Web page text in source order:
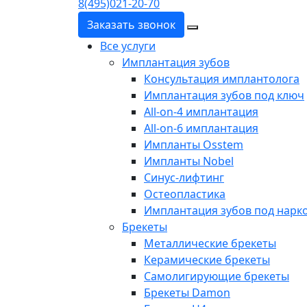
8(495)021-20-70
Заказать звонок
Все услуги
Имплантация зубов
Консультация имплантолога
Имплантация зубов под ключ
All-on-4 имплантация
All-on-6 имплантация
Импланты Osstem
Импланты Nobel
Синус-лифтинг
Остеопластика
Имплантация зубов под
Брекеты
Металлические брекеты
Керамические брекеты
Самолигирующие брекеты
Брекеты Damon